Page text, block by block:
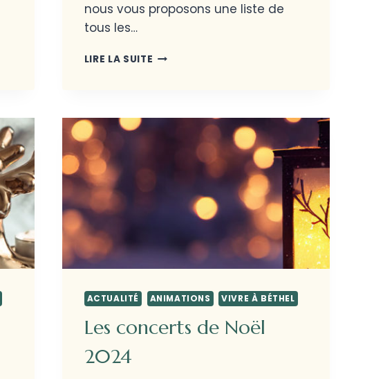
nous vous proposons une liste de
tous les…
LIRE LA SUITE
ACTUALITÉ ANIMATIONS VIVRE À BÉTHEL
Les concerts de Noël
2024